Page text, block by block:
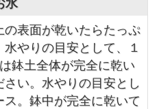
水
表面が乾いたらたっぷ
やりの目安として、１
鉢土全体が完全に乾い
い。水やりの目安とし
。鉢中が完全に乾いて